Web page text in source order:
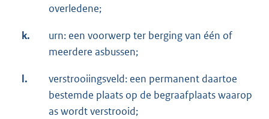
overledene;
k.
urn: een voorwerp ter berging van één of
meerdere asbussen;
l.
verstrooiingsveld: een permanent daartoe
bestemde plaats op de begraafplaats waarop
as wordt verstrooid;